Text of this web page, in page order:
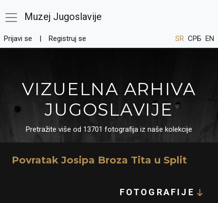
Muzej Jugoslavije
Prijavi se Registruj se SR СРБ EN
VIZUELNA ARHIVA
JUGOSLAVIJE
Pretražite više od 13701 fotografija iz naše kolekcije
Povratak Josipa Broza Tita u Split
FOTOGRAFIJE